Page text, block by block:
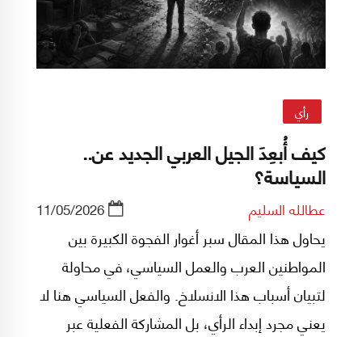
رأي
كيف أُبعِدَ الجيل العربي الجديد عن..
السياسة؟
عطالله السليم 11/05/2026
يحاول هذا المقال سبر أغوار الفجوة الكبيرة بين
المواطنين العرب والعمل السياسي، في محاولة
لتبيان أسباب هذا الانسلاخ. والفعل السياسي هنا لا
يعني مجرد إبداء الرأي، بل المشاركة الفعلية عبر